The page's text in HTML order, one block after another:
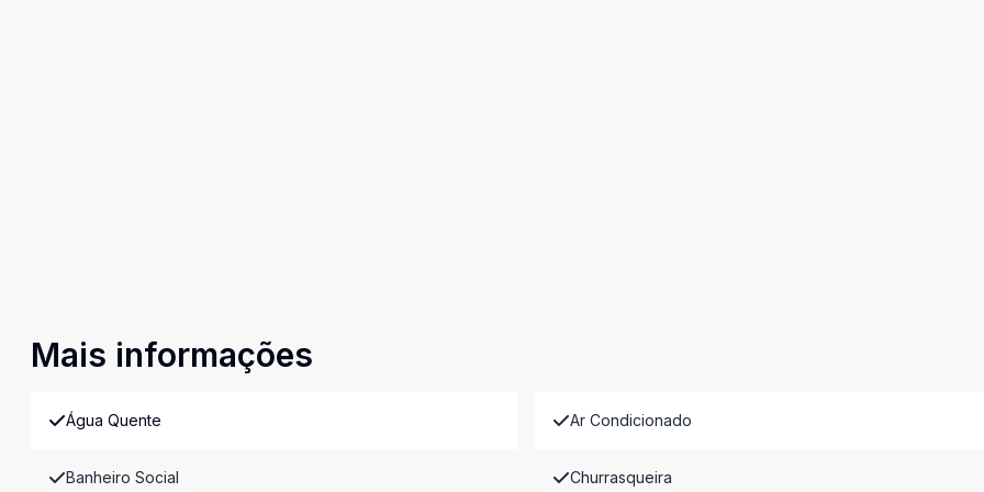
Mais informações
Água Quente Ar Condicionado
Banheiro Social Churrasqueira